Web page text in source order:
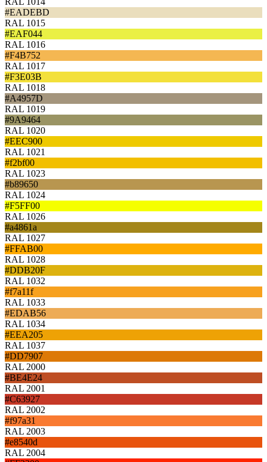
#EADEBD
RAL 1015
#EAF044
RAL 1016
#F4B752
RAL 1017
#F3E03B
RAL 1018
#A4957D
RAL 1019
#9A9464
RAL 1020
#EEC900
RAL 1021
#f2bf00
RAL 1023
#b89650
RAL 1024
#F5FF00
RAL 1026
#a4861a
RAL 1027
#FFAB00
RAL 1028
#DDB20F
RAL 1032
#f7a11f
RAL 1033
#EDAB56
RAL 1034
#EEA205
RAL 1037
#DD7907
RAL 2000
#BE4E24
RAL 2001
#C63927
RAL 2002
#f97a31
RAL 2003
#e8540d
RAL 2004